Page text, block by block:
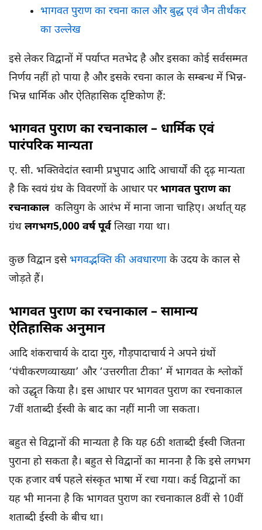
भागवत पुराण का रचना काल और बुद्ध एवं जैन तीर्थंकर
का उल्लेख
इसे लेकर विद्वानों में पर्याप्त मतभेद है और इसका कोई सर्वसम्मत
निर्णय नहीं हो पाया है और इसके रचना काल के सम्बन्ध में भिन्न-
भिन्न धार्मिक और ऐतिहासिक दृष्टिकोण हैं:
भागवत पुराण का रचनाकाल – धार्मिक एवं
पारंपरिक मान्यता
ए. सी. भक्तिवेदांत स्वामी प्रभुपाद आदि आचार्यों की दृढ़ मान्यता
है कि स्वयं ग्रंथ के विवरणों के आधार परभागवत पुराण का
रचनाकाल कलियुग के आरंभ में माना जाना चाहिए। अर्थात् यह
ग्रंथ लगभग5,000 वर्ष पूर्वलिखा गया था।
कुछ विद्वान इसे भगवद्भक्ति की अवधारणा के उदय के काल से
जोड़ते हैं।
भागवत पुराण का रचनाकाल – सामान्य
ऐतिहासिक अनुमान
आदि शंकराचार्य के दादा गुरु, गौड़पादाचार्य ने अपने ग्रंथों
‘पंचीकरणव्याख्या’ और ‘उत्तरगीता टीका’ में भागवत के श्लोकों
को उद्धृत किया है। इस आधार पर भागवत पुराण का रचनाकाल
7वीं शताब्दी ईस्वी के बाद का नहीं मानी जा सकता।
बहुत से विद्वानों की मान्यता है कि यह 6ठी शताब्दी ईस्वी जितना
पुराना हो सकता है। बहुत से विद्वानों का मानना है कि इसे लगभग
एक हजार वर्ष पहले संस्कृत भाषा में रचा गया। कई विद्वानों का
यह भी मानना है कि भागवत पुराण का रचनाकाल 8वीं से 10वीं
शताब्दी ईस्वी के बीच था।